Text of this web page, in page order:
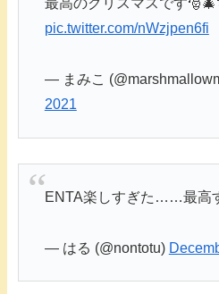
最高のクリスマスです
pic.twitter.com/nWzjpen6fi
— まみこ
2021
ENTA楽しすぎた……最高
— はる (@nontotu)